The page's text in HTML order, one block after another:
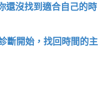
還沒找到適合自己的時
斷開始，找回時間的主